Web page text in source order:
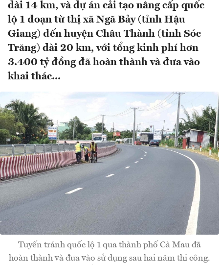
dài 14 km, và dự án cải tạo nâng cấp quốc
lộ 1 đoạn từ thị xã Ngã Bảy (tỉnh Hậu
Giang) đến huyện Châu Thành (tỉnh Sóc
Trăng) dài 20 km, với tổng kinh phí hơn
3.400 tỷ đồng đã hoàn thành và đưa vào
khai thác...
Tuyến tránh quốc lộ 1 qua thành phố Cà Mau đã
hoàn thành và đưa vào sử dụng sau hai năm thi công.